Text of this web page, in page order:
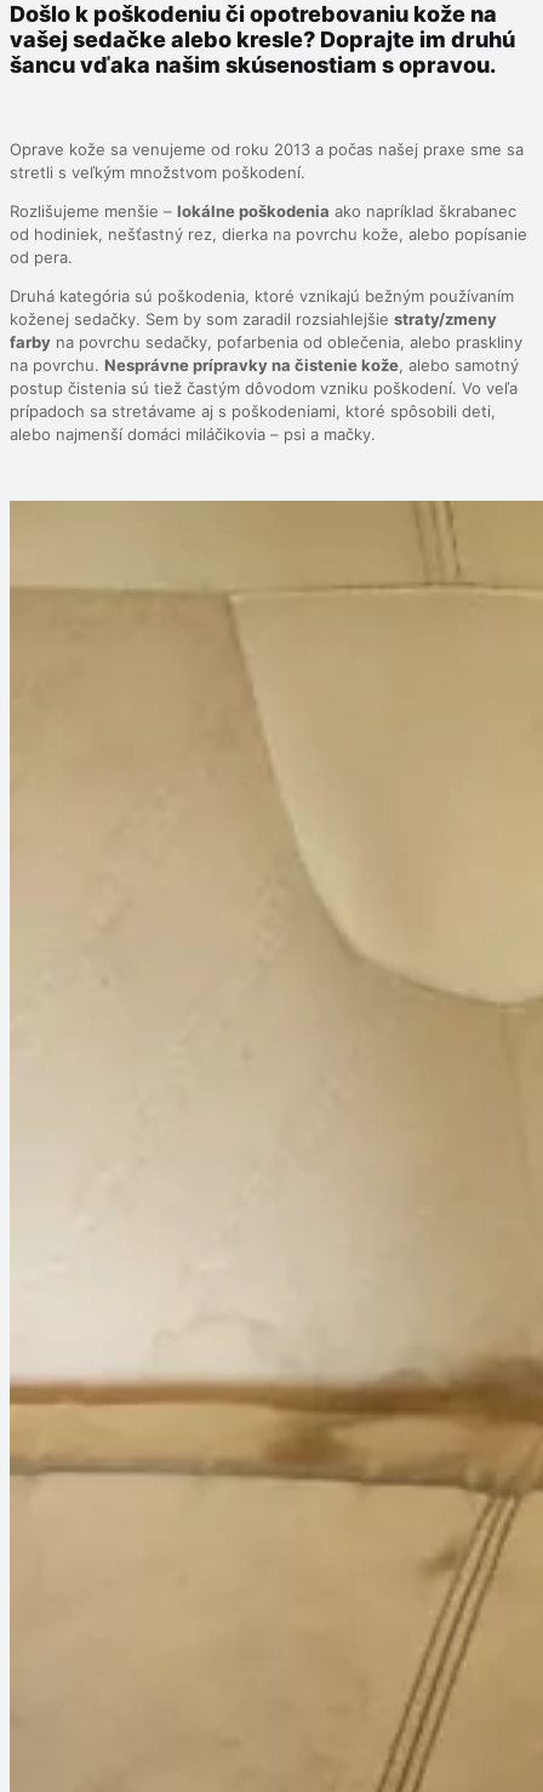
Došlo k poškodeniu či opotrebovaniu kože na
vašej sedačke alebo kresle? Doprajte im druhú
šancu vďaka našim skúsenostiam s opravou.
Oprave kože sa venujeme od roku 2013 a počas našej praxe sme sa
stretli s veľkým množstvom poškodení.
Rozlišujeme menšie – lokálne poškodenia ako napríklad škrabanec
od hodiniek, nešťastný rez, dierka na povrchu kože, alebo popísanie
od pera.
Druhá kategória sú poškodenia, ktoré vznikajú bežným používaním
koženej sedačky. Sem by som zaradil rozsiahlejšie straty/zmeny
farby na povrchu sedačky, pofarbenia od oblečenia, alebo praskliny
na povrchu. Nesprávne prípravky na čistenie kože, alebo samotný
postup čistenia sú tiež častým dôvodom vzniku poškodení. Vo veľa
prípadoch sa stretávame aj s poškodeniami, ktoré spôsobili deti,
alebo najmenší domáci miláčikovia – psi a mačky.